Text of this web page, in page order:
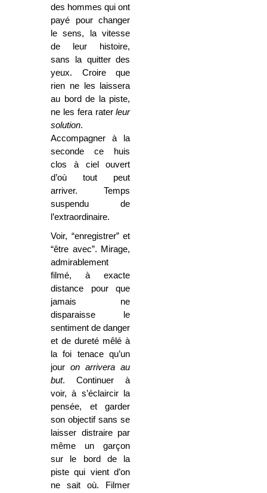
des hommes qui ont
payé pour changer
le sens, la vitesse
de leur histoire,
sans la quitter des
yeux. Croire que
rien ne les laissera
au bord de la piste,
ne les fera raterleur
solution.
Accompagner à la
seconde ce huis
clos à ciel ouvert
d’où tout peut
arriver. Temps
suspendu de
l’extraordinaire.
Voir, “enregistrer” et
“être avec”. Mirage,
admirablement
filmé, à exacte
distance pour que
jamais ne
disparaisse le
sentiment de danger
et de dureté mêlé à
la foi tenace qu’un
jouron arrivera au
but. Continuer à
voir, à s’éclaircir la
pensée, et garder
son objectif sans se
laisser distraire par
même un garçon
sur le bord de la
piste qui vient d’on
ne sait où. Filmer